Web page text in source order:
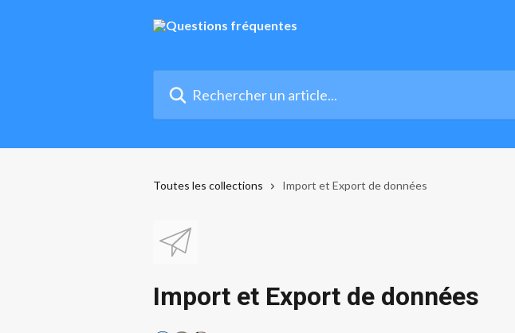
Toutes les collections Import et Export de données
Import et Export de données